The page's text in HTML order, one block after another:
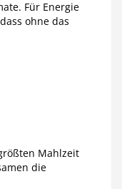
Für Energie
ohne das
Mahlzeit
die